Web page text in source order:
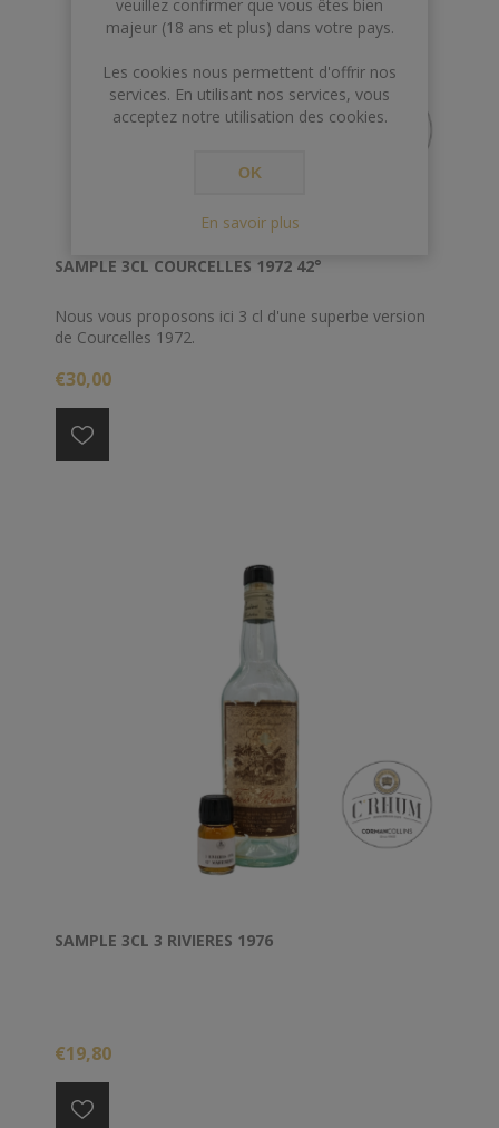
SAMPLE 3CL COURCELLES 1972 42°
Nous vous proposons ici 3 cl d'une superbe version
de Courcelles 1972.
€30,00
SAMPLE 3CL 3 RIVIERES 1976
€19,80
veuillez confirmer que vous êtes bien
majeur (18 ans et plus) dans votre pays.
Les cookies nous permettent d'offrir nos
services. En utilisant nos services, vous
acceptez notre utilisation des cookies.
OK
En savoir plus